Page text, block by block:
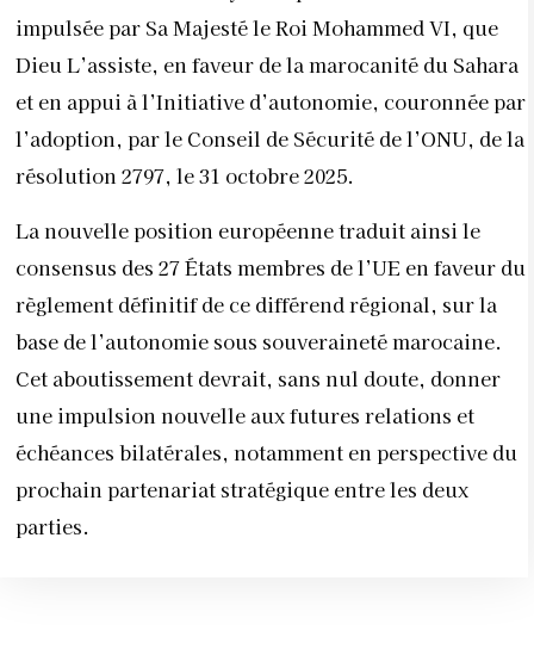
impulsée par Sa Majesté le Roi Mohammed VI, que
Dieu L’assiste, en faveur de la marocanité du Sahara
et en appui à l’Initiative d’autonomie, couronnée par
l’adoption, par le Conseil de Sécurité de l’ONU, de la
résolution 2797, le 31 octobre 2025.
La nouvelle position européenne traduit ainsi le
consensus des 27 États membres de l’UE en faveur du
règlement définitif de ce différend régional, sur la
base de l’autonomie sous souveraineté marocaine.
Cet aboutissement devrait, sans nul doute, donner
une impulsion nouvelle aux futures relations et
échéances bilatérales, notamment en perspective du
prochain partenariat stratégique entre les deux
parties.